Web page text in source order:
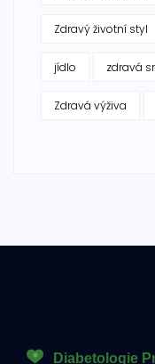
Zdravý životní styl
jídlo zdravá
Zdravá výživa